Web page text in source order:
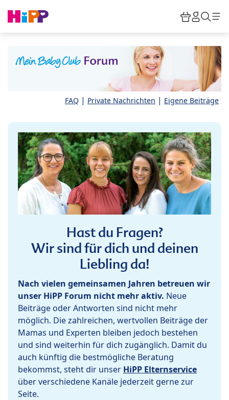
HiPP
FAQ | Private Nachrichten | Eigene Beiträge
Hast du Fragen?
Wir sind für dich und deinen
Liebling da!
Nach vielen gemeinsamen Jahren betreuen wir
unser HiPP Forum nicht mehr aktiv. Neue
Beiträge oder Antworten sind nicht mehr
möglich. Die zahlreichen, wertvollen Beiträge der
Mamas und Experten bleiben jedoch bestehen
und sind weiterhin für dich zugänglich. Damit du
auch künftig die bestmögliche Beratung
bekommst, steht dir unser HiPP Elternservice
über verschiedene Kanäle jederzeit gerne zur
Seite.